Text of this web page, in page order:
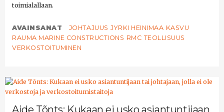
toimialallaan.
AVAINSANAT JOHTAJUUS JYRKI HEINIMAA KASVU
RAUMA MARINE CONSTRUCTIONS RMC TEOLLISUUS
VERKOSTOITUMINEN
Aide Tõnts: Kukaan ei usko asiantuntijaan